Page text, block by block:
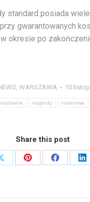
standard posiada
gwarantowanych
okresie po
, WARSZAWA 10
nagrody towarowa
Share this post
Share
Share
Share